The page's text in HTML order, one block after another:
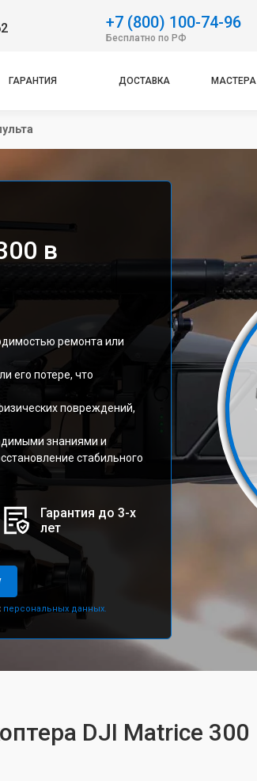
+7 (800) 100-74-96
Бесплатно по РФ
ГАРАНТИЯ ДОСТАВКА МАСТЕРА
в
ремонта или
его потере, что
повреждений,
знаниями и
стабильного
Гарантия до 3-х
лет
персональных данных.
DJI Matrice 300